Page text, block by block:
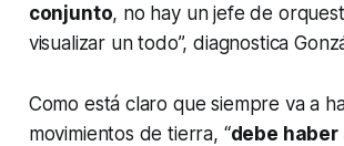
conjunto, no hay un jefe de
visualizar un todo”, diagnostica
Como está claro que siempre va a
movimientos de tierra, “debe haber